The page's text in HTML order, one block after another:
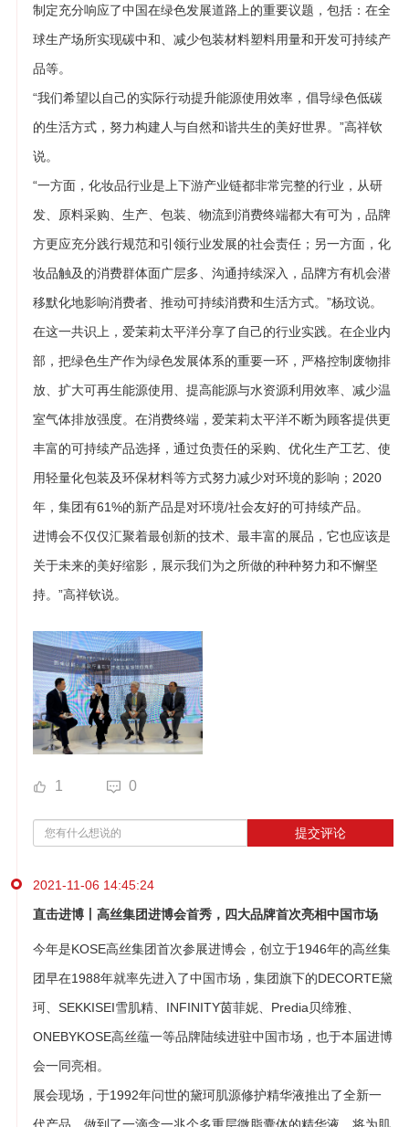
制定充分响应了中国在绿色发展道路上的重要议题，包括：在全
球生产场所实现碳中和、减少包装材料塑料用量和开发可持续产
品等。
“我们希望以自己的实际行动提升能源使用效率，倡导绿色低碳
的生活方式，努力构建人与自然和谐共生的美好世界。”高祥钦
说。
“一方面，化妆品行业是上下游产业链都非常完整的行业，从研
发、原料采购、生产、包装、物流到消费终端都大有可为，品牌
方更应充分践行规范和引领行业发展的社会责任；另一方面，化
妆品触及的消费群体面广层多、沟通持续深入，品牌方有机会潜
移默化地影响消费者、推动可持续消费和生活方式。”杨玟说。
在这一共识上，爱茉莉太平洋分享了自己的行业实践。在企业内
部，把绿色生产作为绿色发展体系的重要一环，严格控制废物排
放、扩大可再生能源使用、提高能源与水资源利用效率、减少温
室气体排放强度。在消费终端，爱茉莉太平洋不断为顾客提供更
丰富的可持续产品选择，通过负责任的采购、优化生产工艺、使
用轻量化包装及环保材料等方式努力减少对环境的影响；2020
年，集团有61%的新产品是对环境/社会友好的可持续产品。
进博会不仅仅汇聚着最创新的技术、最丰富的展品，它也应该是
关于未来的美好缩影，展示我们为之所做的种种努力和不懈坚
持。”高祥钦说。
1 0
提交评论
2021-11-06 14:45:24
直击进博丨高丝集团进博会首秀，四大品牌首次亮相中国市场
今年是KOSE高丝集团首次参展进博会，创立于1946年的高丝集
团早在1988年就率先进入了中国市场，集团旗下的DECORTE黛
珂、SEKKISEI雪肌精、INFINITY茵菲妮、Predia贝缔雅、
ONEBYKOSE高丝蕴一等品牌陆续进驻中国市场，也于本届进博
会一同亮相。
展会现场，于1992年问世的黛珂肌源修护精华液推出了全新一